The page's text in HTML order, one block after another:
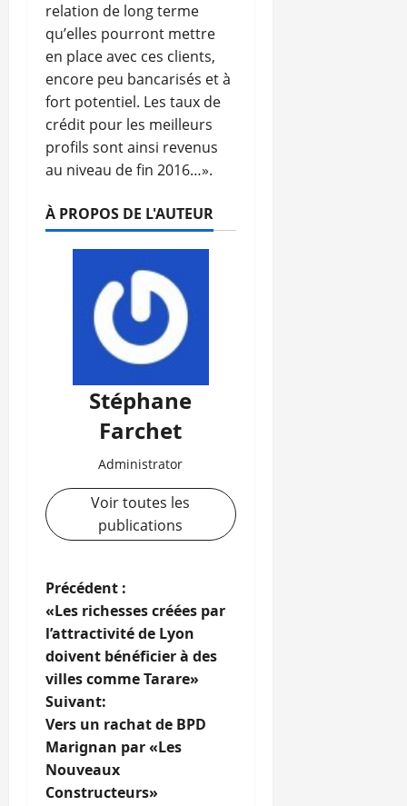
relation de long terme
qu’elles pourront mettre
en place avec ces clients,
encore peu bancarisés et à
fort potentiel. Les taux de
crédit pour les meilleurs
profils sont ainsi revenus
au niveau de fin 2016…».
À PROPOS DE L'AUTEUR
Stéphane
Farchet
Administrator
Voir toutes les
publications
N
a
v
i
g
a
Précédent :
«Les richesses créées par
l’attractivité de Lyon
doivent bénéficier à des
villes comme Tarare»
Suivant:
Vers un rachat de BPD
Marignan par «Les
Nouveaux
Constructeurs»